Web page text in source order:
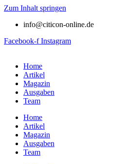
Zum Inhalt springen
info@citicon-online.de
Facebook-f Instagram
Home
Artikel
Magazin
Ausgaben
Team
Home
Artikel
Magazin
Ausgaben
Team